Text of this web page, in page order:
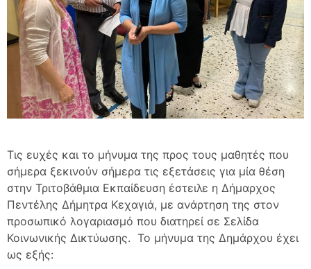
Τις ευχές και το μήνυμα της προς τους μαθητές που
σήμερα ξεκινούν σήμερα τις εξετάσεις για μία θέση
στην Τριτοβάθμια Εκπαίδευση έστειλε η Δήμαρχος
Πεντέλης Δήμητρα Κεχαγιά, με ανάρτηση της στον
προσωπικό λογαριασμό που διατηρεί σε Σελίδα
Κοινωνικής Δικτύωσης. Το μήνυμα της Δημάρχου έχει
ως εξής: